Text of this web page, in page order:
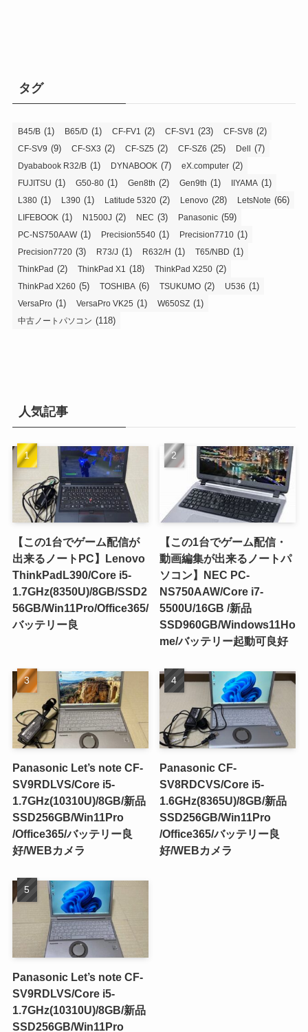
タグ
B45/B (1) B65/D (1) CF-FV1 (2) CF-SV1 (23) CF-SV8 (2)
CF-SV9 (9) CF-SX3 (2) CF-SZ5 (2) CF-SZ6 (25) Dell (7)
Dyababook R32/B (1) DYNABOOK (7) eX.computer (2)
FUJITSU (1) G50-80 (1) Gen8th (2) Gen9th (1) IIYAMA (1)
L380 (1) L390 (1) Latitude 5320 (2) Lenovo (28) LetsNote (66)
LIFEBOOK (1) N1500J (2) NEC (3) Panasonic (59)
PC-NS750AAW(1) Precision5540 (1) Precision7710 (1)
Precision7720 (3) R73/J (1) R632/H (1) T65/NBD (1)
ThinkPad (2) ThinkPad X1 (18) ThinkPad X250 (2)
ThinkPad X260 (5) TOSHIBA (6) TSUKUMO (2) U536 (1)
VersaPro (1) VersaPro VK25 (1) W650SZ (1)
中古ノートパソコン (118)
人気記事
【この1台でゲーム配信が
出来るノートPC】Lenovo
ThinkPadL390/Core i5-
1.7GHz(8350U)/8GB/SSD2
56GB/Win11Pro/Office365/
バッテリー良
【この1台でゲーム配信・
動画編集が出来るノートパ
ソコン】NEC PC-
NS750AAW/Core i7-
5500U/16GB /新品
SSD960GB/Windows11Ho
me/バッテリー起動可良好
Panasonic Let’s note CF-
SV9RDLVS/Core i5-
1.7GHz(10310U)/8GB/新品
SSD256GB/Win11Pro
/Office365/バッテリー良
好/WEBカメラ
Panasonic CF-
SV8RDCVS/Core i5-
1.6GHz(8365U)/8GB/新品
SSD256GB/Win11Pro
/Office365/バッテリー良
好/WEBカメラ
Panasonic Let’s note CF-
SV9RDLVS/Core i5-
1.7GHz(10310U)/8GB/新品
SSD256GB/Win11Pro